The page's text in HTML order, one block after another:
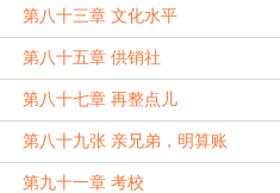
第八十三章 文化水平
第八十五章 供销社
第八十七章 再整点儿
第八十九张 亲兄弟，明算账
第九十一章 考校